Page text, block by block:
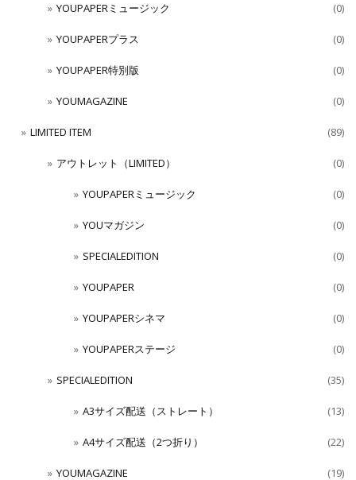
YOUPAPERミュージック (0)
YOUPAPERプラス (0)
YOUPAPER特別版 (0)
YOUMAGAZINE (0)
LIMITED ITEM (89)
アウトレット（LIMITED） (0)
YOUPAPERミュージック (0)
YOUマガジン (0)
SPECIALEDITION (0)
YOUPAPER (0)
YOUPAPERシネマ (0)
YOUPAPERステージ (0)
SPECIALEDITION (35)
A3サイズ配送（ストレート） (13)
A4サイズ配送（2つ折り） (22)
YOUMAGAZINE (19)